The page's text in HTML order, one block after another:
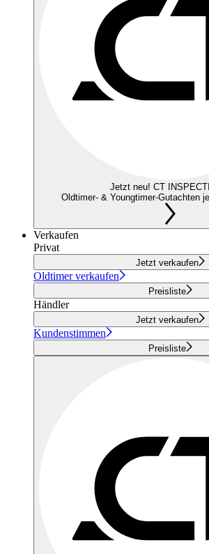
Jetzt neu! CT
Oldtimer- & Youngtimer-Gutachten
Verkaufen
Privat
Jetzt verkaufen
Oldtimer verkaufen
Preisliste
Händler
Jetzt verkaufen
Kundenstimmen
Preisliste